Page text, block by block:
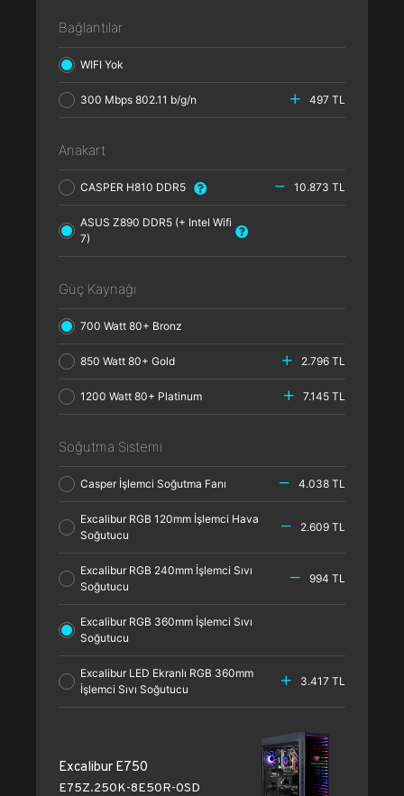
Bağlantılar
WIFI Yok
300 Mbps 802.11 b/g/n 497 TL
Anakart
CASPER H810 DDR5 10.873 TL
ASUS Z890 DDR5 (+ Intel Wifi
7)
Güç Kaynağı
700 Watt 80+ Bronz
850 Watt 80+ Gold 2.796 TL
1200 Watt 80+ Platinum 7.145 TL
Soğutma Sistemi
Casper İşlemci Soğutma Fanı 4.038 TL
Excalibur RGB 120mm İşlemci Hava
Soğutucu
2.609 TL
Excalibur RGB 240mm İşlemci Sıvı
Soğutucu
994 TL
Excalibur RGB 360mm İşlemci Sıvı
Soğutucu
Excalibur LED Ekranlı RGB 360mm
İşlemci Sıvı Soğutucu
3.417 TL
Excalibur E750
E75Z.250K-8E50R-0SD